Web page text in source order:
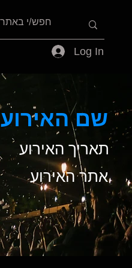
Log In
שם האירוע
תאריך האירוע
אתר האירוע